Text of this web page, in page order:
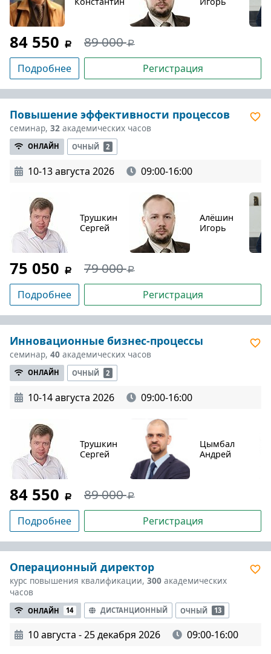
84 550 89 000
Подробнее Регистрация
Повышение эффективности процессов
семинар, 32 академических часов
ОНЛАЙН ОЧНЫЙ 2
10-13 августа 2026 09:00-16:00
Трушкин
Сергей
Алёшин
Игорь
75 050 79 000
Подробнее Регистрация
Инновационные бизнес-процессы
семинар, 40 академических часов
ОНЛАЙН ОЧНЫЙ 2
10-14 августа 2026 09:00-16:00
Трушкин
Сергей
Цымбал
Андрей
84 550 89 000
Подробнее Регистрация
Операционный директор
курс повышения квалификации, 300 академических
часов
ОНЛАЙН 14 ДИСТАНЦИОННЫЙ ОЧНЫЙ 13
10 августа - 25 декабря 2026 09:00-16:00